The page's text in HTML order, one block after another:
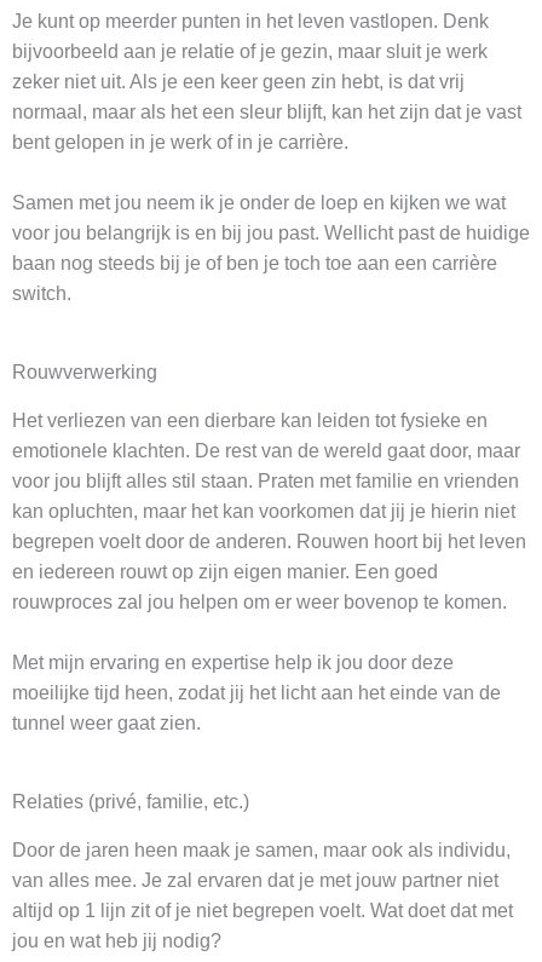
Je kunt op meerder punten in het leven vastlopen. Denk
bijvoorbeeld aan je relatie of je gezin, maar sluit je werk
zeker niet uit. Als je een keer geen zin hebt, is dat vrij
normaal, maar als het een sleur blijft, kan het zijn dat je vast
bent gelopen in je werk of in je carrière.
Samen met jou neem ik je onder de loep en kijken we wat
voor jou belangrijk is en bij jou past. Wellicht past de huidige
baan nog steeds bij je of ben je toch toe aan een carrière
switch.
Rouwverwerking
Het verliezen van een dierbare kan leiden tot fysieke en
emotionele klachten. De rest van de wereld gaat door, maar
voor jou blijft alles stil staan. Praten met familie en vrienden
kan opluchten, maar het kan voorkomen dat jij je hierin niet
begrepen voelt door de anderen. Rouwen hoort bij het leven
en iedereen rouwt op zijn eigen manier. Een goed
rouwproces zal jou helpen om er weer bovenop te komen.
Met mijn ervaring en expertise help ik jou door deze
moeilijke tijd heen, zodat jij het licht aan het einde van de
tunnel weer gaat zien.
Relaties (privé, familie, etc.)
Door de jaren heen maak je samen, maar ook als individu,
van alles mee. Je zal ervaren dat je met jouw partner niet
altijd op 1 lijn zit of je niet begrepen voelt. Wat doet dat met
jou en wat heb jij nodig?